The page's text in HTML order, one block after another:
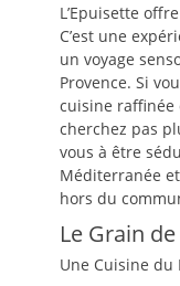
L’Epuisette
C’est une
un voyage
Provence. Si
cuisine raffinée
cherchez pas
vous à être
Méditerranée
hors du
Le Grain de
Une Cuisine du